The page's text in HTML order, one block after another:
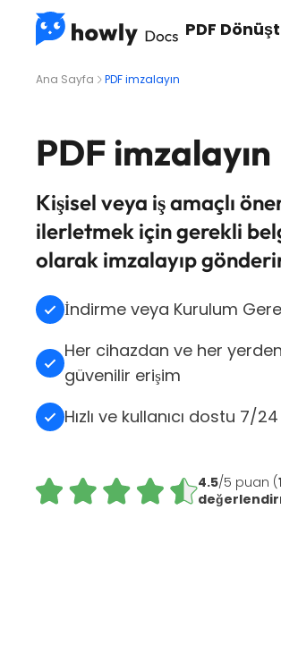
PDF
Ana Sayfa PDF imzalayın
PDF imzalayın
Kişisel veya iş amaçlı
ilerletmek için gerekli
olarak imzalayıp
İndirme veya Kurulum
Her cihazdan ve her
güvenilir erişim
Hızlı ve kullanıcı dostu 7/
4.5/5 puan (